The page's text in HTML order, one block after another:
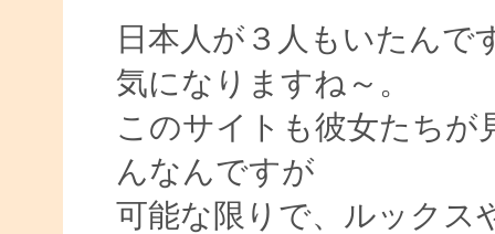
日本人が３人もいたんで
気になりますね～。
このサイトも彼女たちが
んなんですが
可能な限りで、ルックス